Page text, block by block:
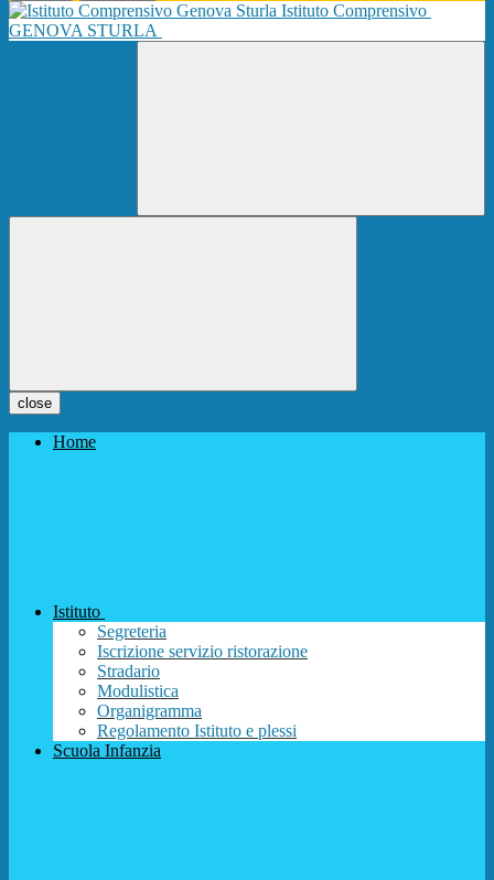
Istituto Comprensivo
GENOVA STURLA
close
Home
Istituto
Segreteria
Iscrizione servizio ristorazione
Stradario
Modulistica
Organigramma
Regolamento Istituto e plessi
Scuola Infanzia